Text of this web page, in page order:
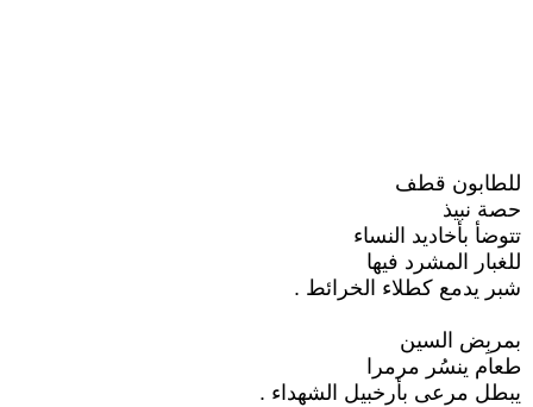
للطابون قطف
حصة نبيذ
تتوضأ بأخاديد النساء
للغبار المشرد فيها
شبر يدمع كطلاء الخرائط .
بمربِض السين
طعام ينسُر مرمرا
يبطل مرعى بأرخبيل الشهداء .